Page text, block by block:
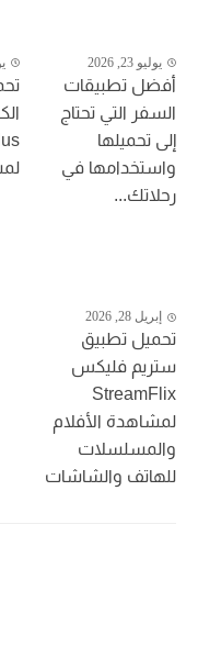
يوليو 23, 2026
أفضل تطبيقات
السفر التي تحتاج
إلى تحميلها
واستخدامها في
رحلاتك...
إبريل 28, 2026
تحميل تطبيق
ستريم فليكس
StreamFlix
لمشاهدة الأفلام
والمسلسلات
للهاتف والشاشات